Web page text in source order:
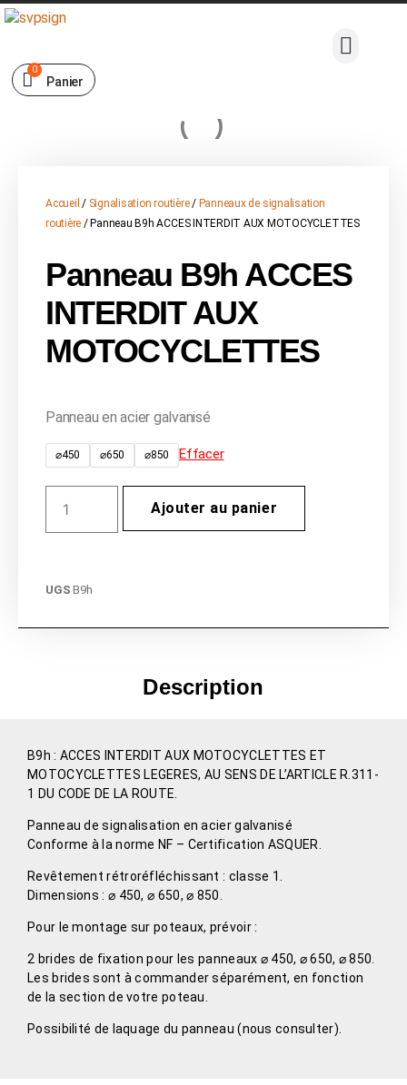
Panier
0
Accueil / Signalisation routière/ Panneaux de signalisation
routière / Panneau B9h ACCES INTERDIT AUX MOTOCYCLETTES
Panneau B9h ACCES
INTERDIT AUX
MOTOCYCLETTES
Panneau en acier galvanisé
⌀450 ⌀650 ⌀850 Effacer
Ajouter au panier
UGSB9h
Description
B9h : ACCES INTERDIT AUX MOTOCYCLETTES ET
MOTOCYCLETTES LEGERES, AU SENS DE L’ARTICLE R.311-
1 DU CODE DE LA ROUTE.
Panneau de signalisation en acier galvanisé
Conforme à la norme NF – Certification ASQUER.
Revêtement rétroréfléchissant : classe 1.
Dimensions : ⌀ 450, ⌀ 650, ⌀ 850.
Pour le montage sur poteaux, prévoir :
2 brides de fixation pour les panneaux ⌀ 450, ⌀ 650, ⌀ 850.
Les brides sont à commander séparément, en fonction
de la section de votre poteau.
Possibilité de laquage du panneau (nous consulter).